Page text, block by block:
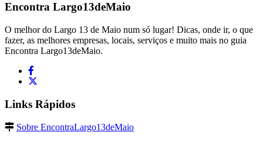
Encontra Largo13deMaio
O melhor do Largo 13 de Maio num só lugar! Dicas, onde ir, o que
fazer, as melhores empresas, locais, serviços e muito mais no guia
Encontra Largo13deMaio.
Links Rápidos
Sobre EncontraLargo13deMaio